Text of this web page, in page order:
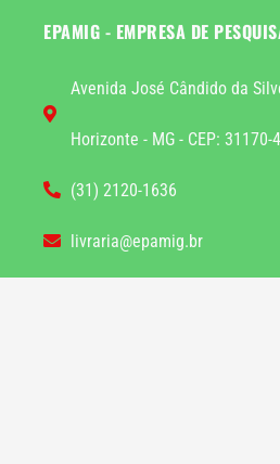
EPAMIG - EMPRESA DE
Avenida José Cândido da
Horizonte - MG - CEP: 31170-
(31) 2120-1636
livraria@epamig.br